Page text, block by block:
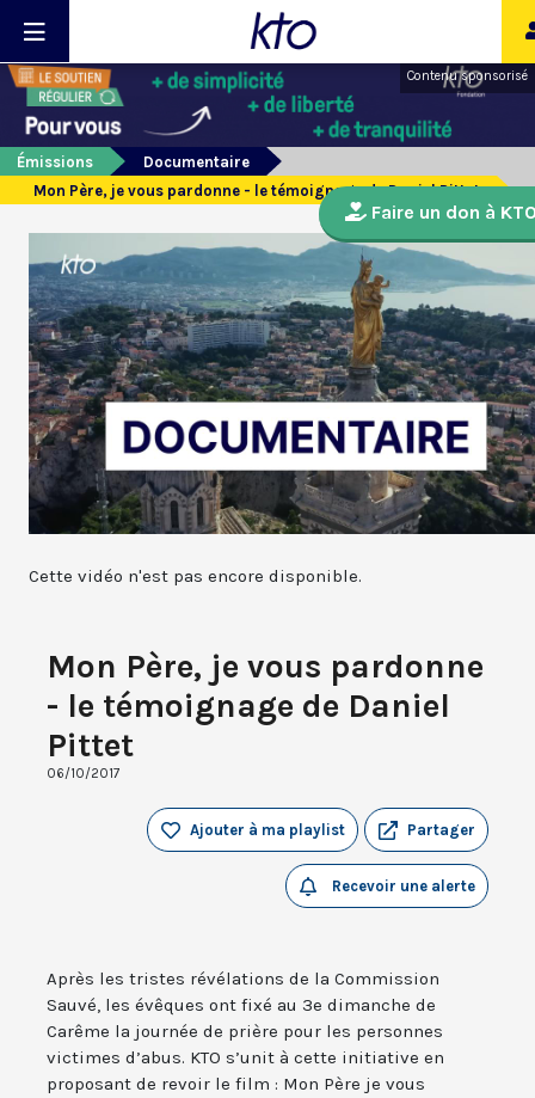
Contenu sponsorisé
Émissions
Documentaire
Mon Père, je vous pardonne - le témoignage de Daniel Pittet
Cette vidéo n'est pas encore disponible.
Mon Père, je vous pardonne
- le témoignage de Daniel
Pittet
06/10/2017
Partager
Ajouter à ma playlist
Recevoir une alerte
Après les tristes révélations de la Commission
Sauvé, les évêques ont fixé au 3e dimanche de
Carême la journée de prière pour les personnes
victimes d’abus. KTO s’unit à cette initiative en
proposant de revoir le film : Mon Père je vous
Faire un don à